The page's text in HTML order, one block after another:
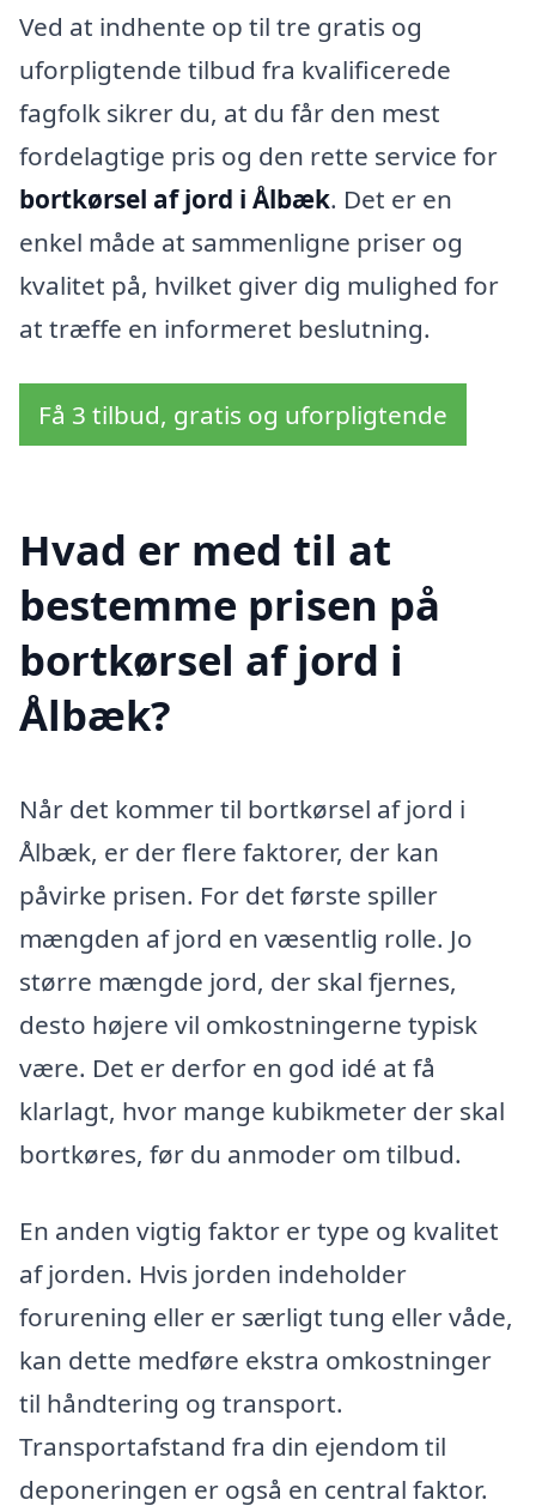
Ved at indhente op til tre gratis og
uforpligtende tilbud fra kvalificerede
fagfolk sikrer du, at du får den mest
fordelagtige pris og den rette service for
bortkørsel af jord i Ålbæk. Det er en
enkel måde at sammenligne priser og
kvalitet på, hvilket giver dig mulighed for
at træffe en informeret beslutning.
Få 3 tilbud, gratis og uforpligtende
Hvad er med til at
bestemme prisen på
bortkørsel af jord i
Ålbæk?
Når det kommer til bortkørsel af jord i
Ålbæk, er der flere faktorer, der kan
påvirke prisen. For det første spiller
mængden af jord en væsentlig rolle. Jo
større mængde jord, der skal fjernes,
desto højere vil omkostningerne typisk
være. Det er derfor en god idé at få
klarlagt, hvor mange kubikmeter der skal
bortkøres, før du anmoder om tilbud.
En anden vigtig faktor er type og kvalitet
af jorden. Hvis jorden indeholder
forurening eller er særligt tung eller våde,
kan dette medføre ekstra omkostninger
til håndtering og transport.
Transportafstand fra din ejendom til
deponeringen er også en central faktor.